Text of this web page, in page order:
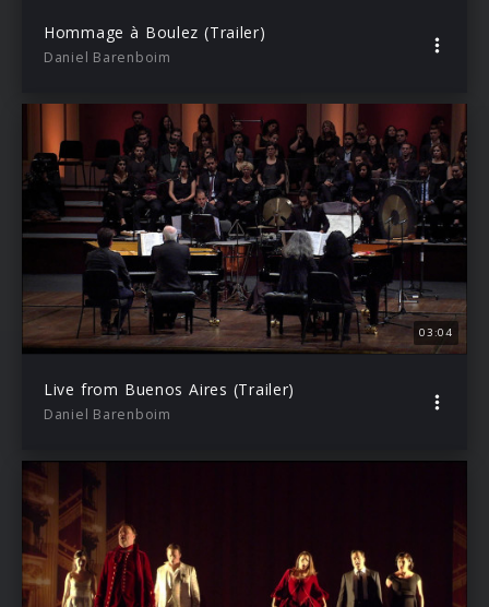
Hommage à Boulez (Trailer)
Daniel Barenboim
03:04
Live from Buenos Aires (Trailer)
Daniel Barenboim